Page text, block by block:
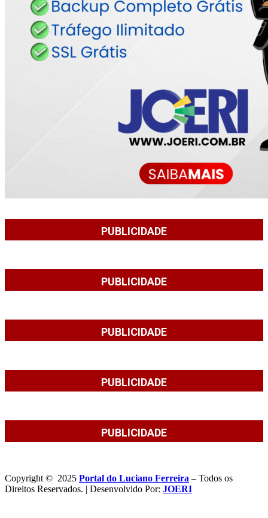
PUBLICIDADE
PUBLICIDADE
PUBLICIDADE
PUBLICIDADE
PUBLICIDADE
Copyright © 2025 Portal do Luciano Ferreira – Todos os
Direitos Reservados. | Desenvolvido Por: JOERI